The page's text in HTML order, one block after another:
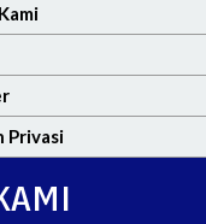
Privasi